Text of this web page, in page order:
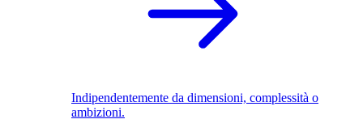
Indipendentemente da dimensioni, complessità o
ambizioni.